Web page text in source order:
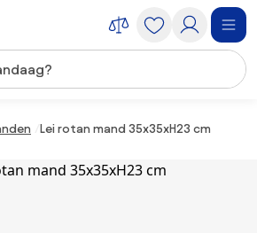
Lei rotan mand 35x35xH23 cm